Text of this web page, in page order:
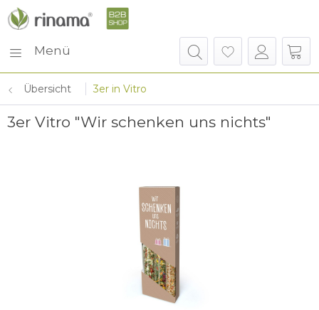
Menü
Übersicht 3er in Vitro
3er Vitro "Wir schenken uns nichts"